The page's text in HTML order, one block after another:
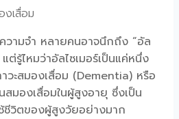
วามจำ หลายคนอาจนึกถึง “อัล
ต่รู้ไหมว่าอัลไซเมอร์เป็นแค่หนึ่ง
วะสมองเสื่อม (Dementia) หรือ
สมองเสื่อมในผู้สูงอายุ ซึ่งเป็น
ชีวิตของผู้สูงวัยอย่างมาก